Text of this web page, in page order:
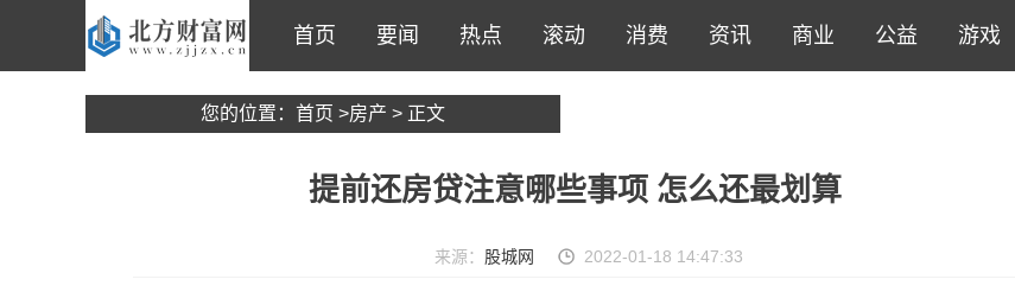
首页 要闻 热点 滚动 消费 资讯 商业 公益 游戏
您的位置： 首页 >房产 > 正文
提前还房贷注意哪些事项 怎么还最划算
来源： 股城网 2022-01-18 14:47:33